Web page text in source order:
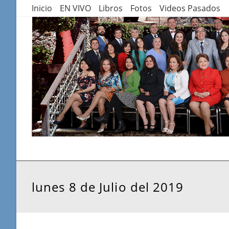
contenido
Inicio EN VIVO Libros Fotos Videos Pasados
lunes 8 de Julio del 2019